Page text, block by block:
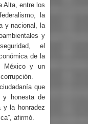
Alta, entre los
la
y nacional, la
y
el
de la
México y un
que
y honesta de
y la honradez
afirmó.